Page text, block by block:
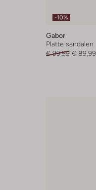
-10%
Gabor
Platte sandalen
€ 99,99 € 89,99